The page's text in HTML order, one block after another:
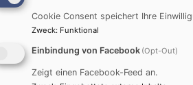
Chorleitende aus
Cookie Consent speichert Ihre
Zweck: Funktional
Einbindung von Facebook (Opt-Out)
Zeigt einen Facebook-Feed an.